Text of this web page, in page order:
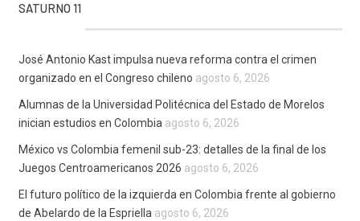
SATURNO 11
José Antonio Kast impulsa nueva reforma contra el crimen
organizado en el Congreso chileno agosto 6, 2026
Alumnas de la Universidad Politécnica del Estado de Morelos
inician estudios en Colombia agosto 6, 2026
México vs Colombia femenil sub-23: detalles de la final de los
Juegos Centroamericanos 2026 agosto 6, 2026
El futuro político de la izquierda en Colombia frente al gobierno
de Abelardo de la Espriella agosto 6, 2026